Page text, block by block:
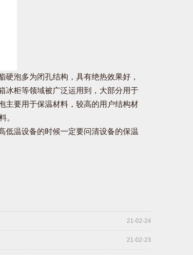
泡多为闭孔结构，具有绝热效果好，
冰柜等领域被广泛运用到，大部分用于
主要用于保温材料，较高的用户结构材
。
低温设备的时候一定要问清设备的保温
21-02-24
21-02-23